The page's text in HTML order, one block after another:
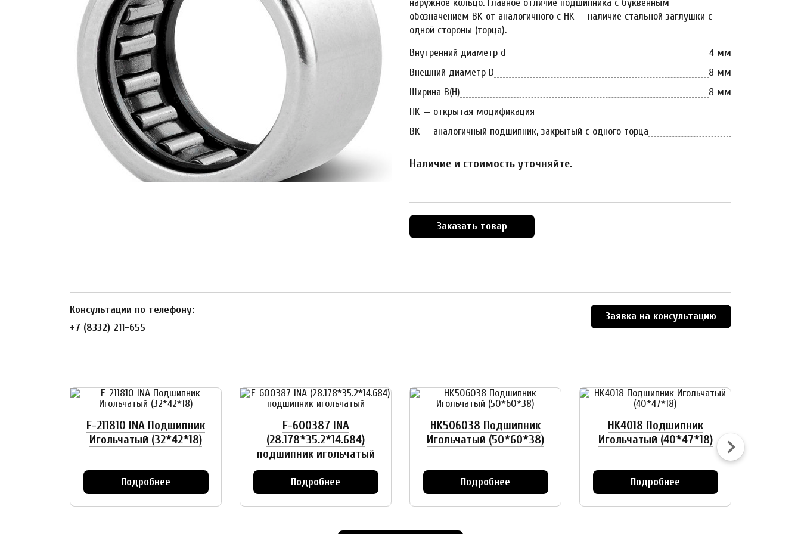
наружное кольцо. Главное отличие подшипника с буквенным
обозначением BK от аналогичного с HK — наличие стальной заглушки с
одной стороны (торца).
Внутренний диаметр d
4 мм
Внешний диаметр D
8 мм
Ширина B(H)
8 мм
HK — открытая модификация
BK — аналогичный подшипник, закрытый с одного торца
Наличие и стоимость уточняйте.
Заказать товар
Консультации по телефону:
+7 (8332) 211-655
Заявка на консультацию
F-211810 INA Подшипник
Игольчатый (32*42*18)
Подробнее
F-600387 INA
(28.178*35.2*14.684)
подшипник игольчатый
Подробнее
HK506038 Подшипник
Игольчатый (50*60*38)
Подробнее
HK4018 Подшипник
Игольчатый (40*47*18)
Подробнее